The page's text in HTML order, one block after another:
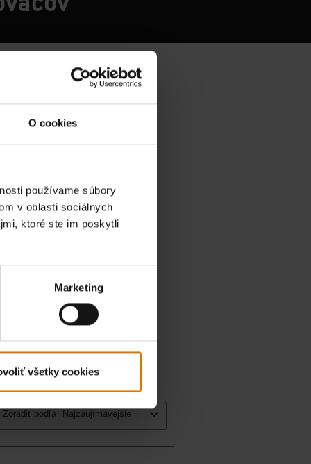
O cookies
používame súbory
v oblasti sociálnych
ktoré ste im poskytli
Marketing
všetky cookies